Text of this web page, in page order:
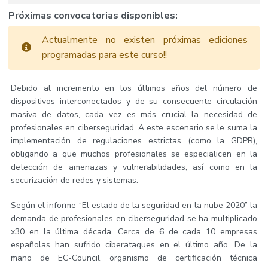
Próximas convocatorias disponibles:
Actualmente no existen próximas ediciones
programadas para este curso!!
Debido al incremento en los últimos años del número de
dispositivos interconectados y de su consecuente circulación
masiva de datos, cada vez es más crucial la necesidad de
profesionales en ciberseguridad. A este escenario se le suma la
implementación de regulaciones estrictas (como la GDPR),
obligando a que muchos profesionales se especialicen en la
detección de amenazas y vulnerabilidades, así como en la
securización de redes y sistemas.
Según el informe “El estado de la seguridad en la nube 2020” la
demanda de profesionales en ciberseguridad se ha multiplicado
x30 en la última década. Cerca de 6 de cada 10 empresas
españolas han sufrido ciberataques en el último año. De la
mano de EC-Council, organismo de certificación técnica